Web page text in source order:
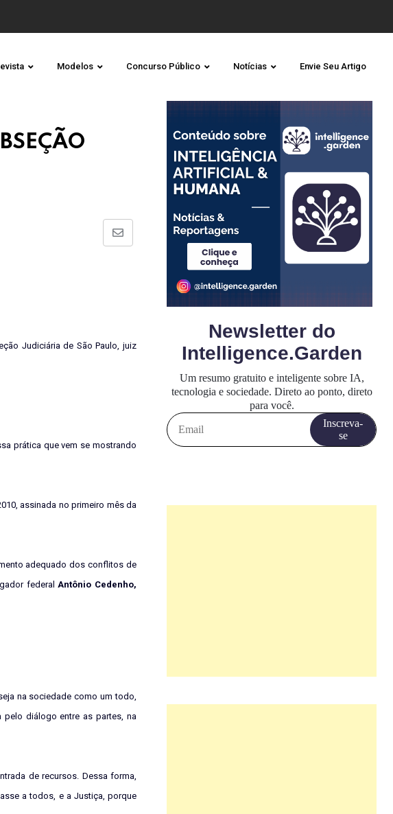
Modelos Concurso Público Notícias Envie Seu Artigo
Share
Judiciária de São Paulo, juiz
prática que vem se mostrando
assinada no primeiro mês da
adequado dos conflitos de
federal Antônio Cedenho,
na sociedade como um todo,
diálogo entre as partes, na
de recursos. Dessa forma,
a todos, e a Justiça, porque